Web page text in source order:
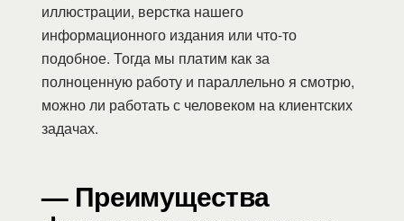
иллюстрации, верстка нашего
информационного издания или что-то
подобное. Тогда мы платим как за
полноценную работу и параллельно я смотрю,
можно ли работать с человеком на клиентских
задачах.
— Преимущества